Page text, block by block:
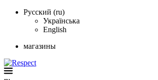
Русский (ru)
Українська
English
магазины